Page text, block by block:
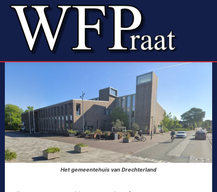
Het gemeentehuis van Drechterland